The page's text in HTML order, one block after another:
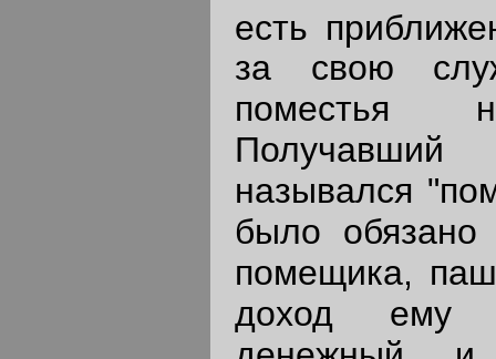
есть
за свою
поместья
назывался
было
помещика,
доход ему